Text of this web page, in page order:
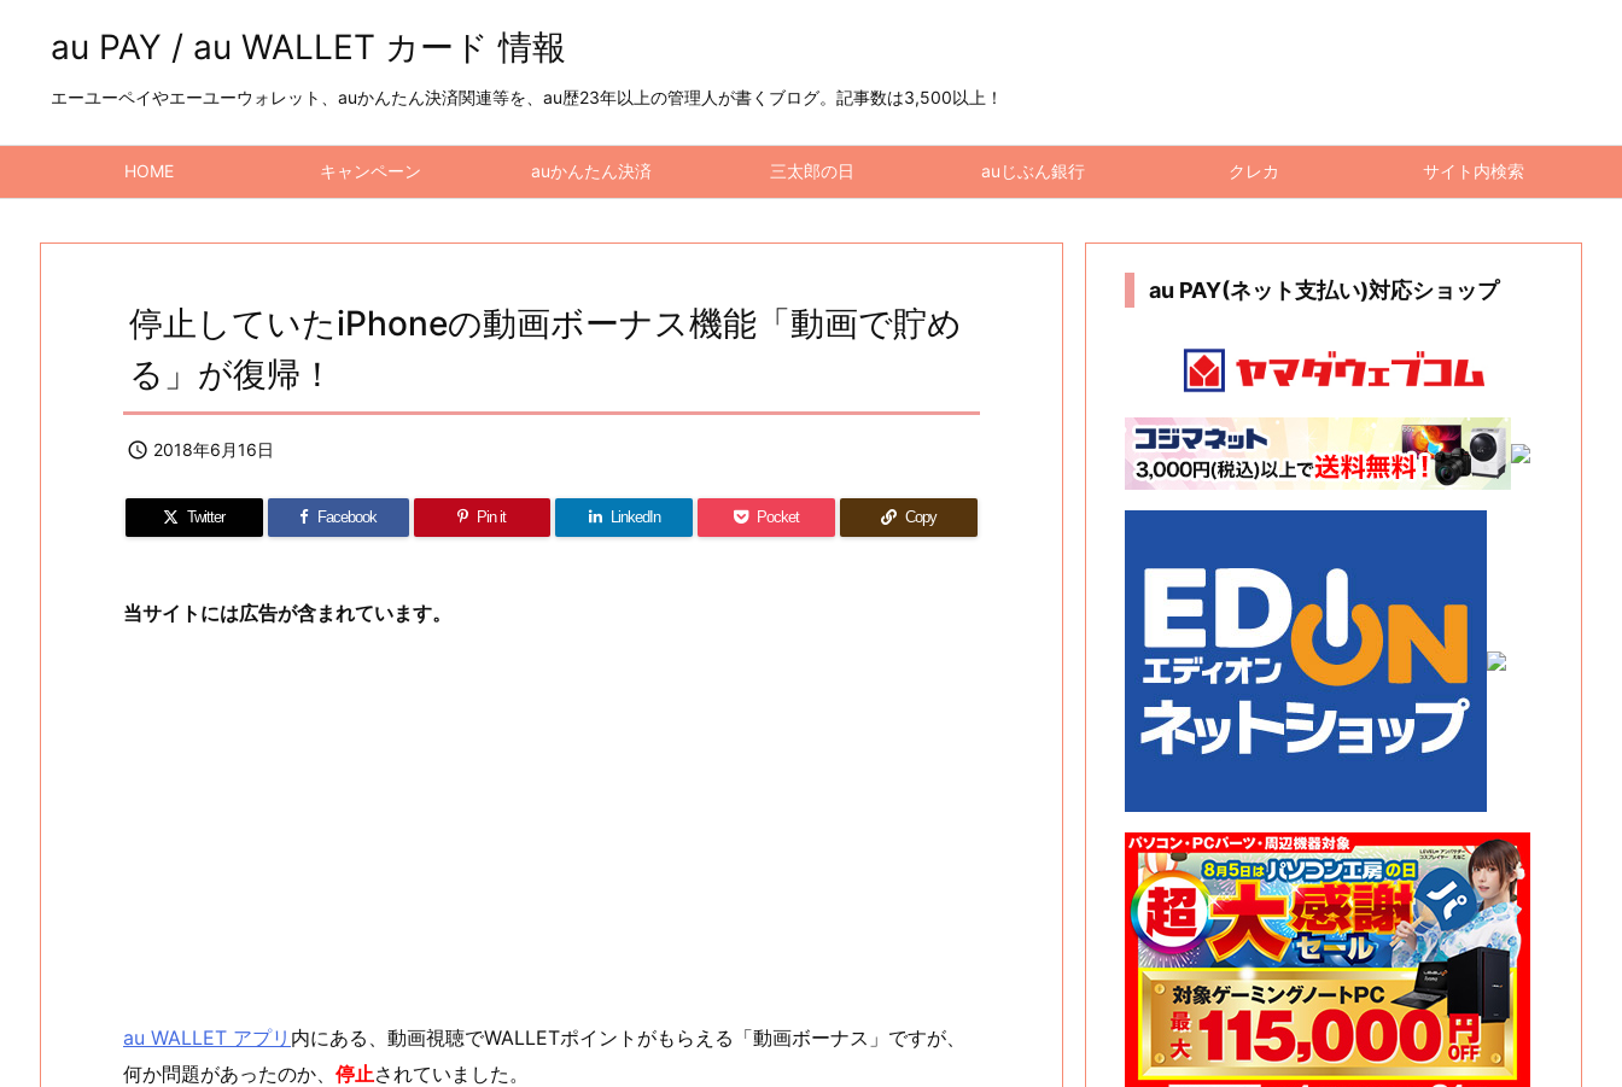
au PAY / au WALLET カード 情報
エーユーペイやエーユーウォレット、auかんたん決済関連等を、au歴23年以上の管理人が書くブログ。記事数は3,500以上！
HOME キャンペーン auかんたん決済 三太郎の日 auじぶん銀行 クレカ サイト内検索
停止していたiPhoneの動画ボーナス機能「動画で貯め
る」が復帰！
 2018年6月16日
Twitter Facebook Pin it LinkedIn Pocket Copy
当サイトには広告が含まれています。
au WALLET アプリ 内にある、動画視聴でWALLETポイントがもらえる「動画ボーナス」ですが、
何か問題があったのか、 停止されていました。
au PAY(ネット支払い)対応ショップ